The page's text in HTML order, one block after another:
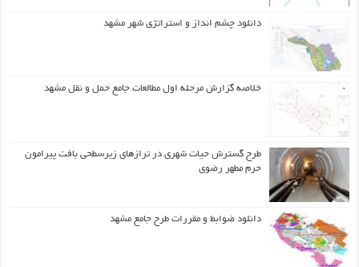
دانلود چشم انداز و استراتژی شهر مشهد
خلاصه گزارش مرحله اول مطالعات جامع حمل و نقل مشهد
طرح گسترش حیات شهري در ترازهاي زیرسطحی بافت پیرامون
حرم مطهر رضوي
دانلود ضوابط و مقررات طرح جامع مشهد